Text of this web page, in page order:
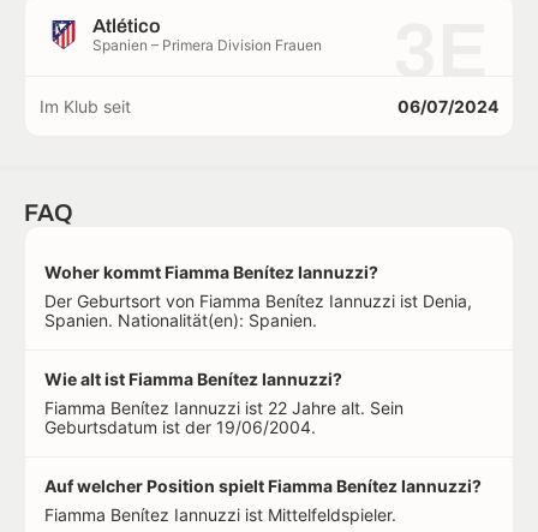
Atlético
Spanien – Primera Division Frauen
Im Klub seit 06/07/2024
FAQ
Woher kommt Fiamma Benítez Iannuzzi?
Der Geburtsort von Fiamma Benítez Iannuzzi ist Denia,
Spanien. Nationalität(en): Spanien.
Wie alt ist Fiamma Benítez Iannuzzi?
Fiamma Benítez Iannuzzi ist 22 Jahre alt. Sein
Geburtsdatum ist der 19/06/2004.
Auf welcher Position spielt Fiamma Benítez Iannuzzi?
Fiamma Benítez Iannuzzi ist Mittelfeldspieler.